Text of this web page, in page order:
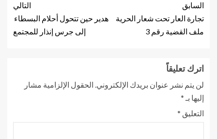
السابق
تجارة العار تحت شعار الحرية
ملف القضية رقم 3
التالي
هدير حين تتحول أحلام البسطاء
إلى جرس إنذار للمجتمع
اترك تعليقاً
لن يتم نشر عنوان بريدك الإلكتروني. الحقول الإلزامية مشار
إليها بـ *
التعليق *